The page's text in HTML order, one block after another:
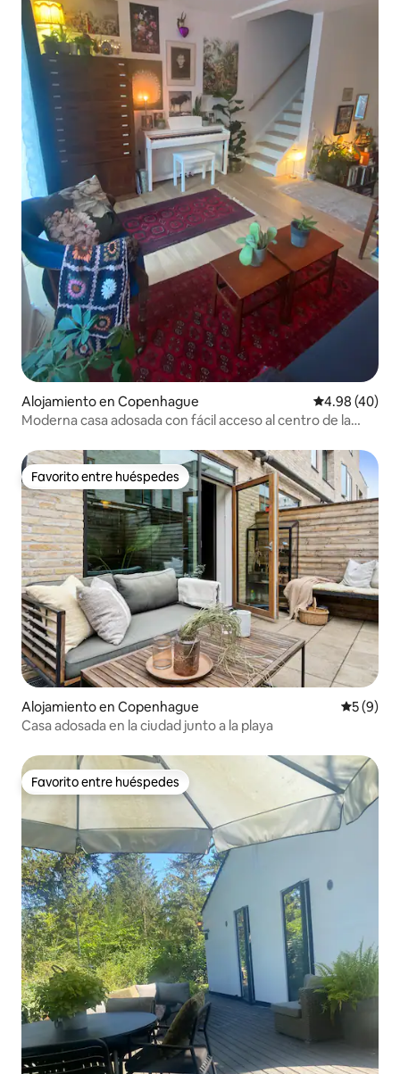
Alojamiento en Copenhague Calificación
4.98 (40)
Moderna casa adosada con fácil acceso al centro de la
Favorito entre huéspedes
Favorito entre huéspedes
Alojamiento en Copenhague
5 (9)
Casa adosada en la ciudad junto a la playa
Favorito entre huéspedes
Favorito entre huéspedes